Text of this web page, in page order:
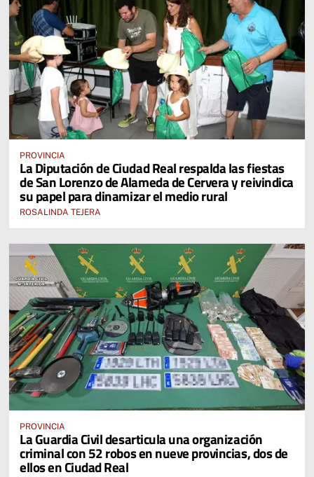
PROVINCIA
La Diputación de Ciudad Real respalda las fiestas
de San Lorenzo de Alameda de Cervera y reivindica
su papel para dinamizar el medio rural
ROSALINDA TEJERA
PROVINCIA
La Guardia Civil desarticula una organización
criminal con 52 robos en nueve provincias, dos de
ellos en Ciudad Real